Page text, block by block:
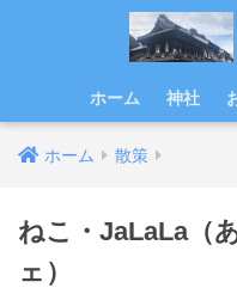
ホーム 神社
ホーム 散策
ねこ・JaLaLa（
ェ）